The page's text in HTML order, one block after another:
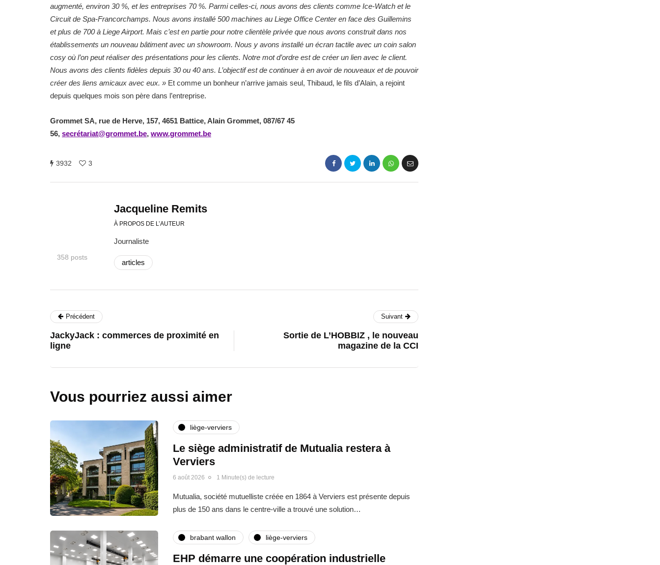
augmenté, environ 30 %, et les entreprises 70 %. Parmi celles-ci, nous avons des clients comme Ice-Watch et le
Circuit de Spa-Francorchamps. Nous avons installé 500 machines au Liege Office Center en face des Guillemins
et plus de 700 à Liege Airport. Mais c’est en partie pour notre clientèle privée que nous avons construit dans nos
établissements un nouveau bâtiment avec un showroom. Nous y avons installé un écran tactile avec un coin salon
cosy où l’on peut réaliser des présentations pour les clients. Notre mot d’ordre est de créer un lien avec le client.
Nous avons des clients fidèles depuis 30 ou 40 ans. L’objectif est de continuer à en avoir de nouveaux et de pouvoir
créer des liens amicaux avec eux. » Et comme un bonheur n’arrive jamais seul, Thibaud, le fils d’Alain, a rejoint
depuis quelques mois son père dans l’entreprise.
Grommet SA, rue de Herve, 157, 4651 Battice, Alain Grommet, 087/67 45
56, secrétariat@grommet.be, www.grommet.be
3932 3
358 posts
Jacqueline Remits
À PROPOS DE L’AUTEUR
Journaliste
articles
Précédent
JackyJack : commerces de proximité en
ligne
Suivant
Sortie de L’HOBBIZ , le nouveau
magazine de la CCI
Vous pourriez aussi aimer
liège-verviers
Le siège administratif de Mutualia restera à
Verviers
6 août 2026 1 Minute(s) de lecture
Mutualia, société mutuelliste créée en 1864 à Verviers est présente depuis
plus de 150 ans dans le centre-ville a trouvé une solution…
brabant wallon liège-verviers
EHP démarre une coopération industrielle